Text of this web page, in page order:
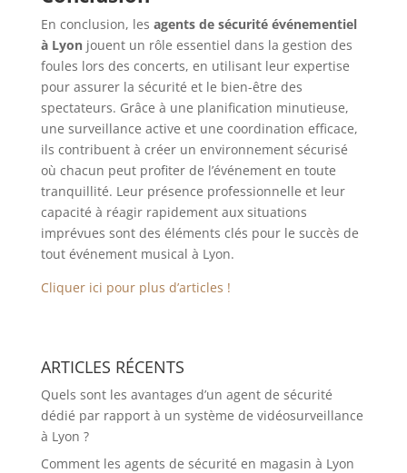
En conclusion, les agents de sécurité événementiel
à Lyonjouent un rôle essentiel dans la gestion des
foules lors des concerts, en utilisant leur expertise
pour assurer la sécurité et le bien-être des
spectateurs. Grâce à une planification minutieuse,
une surveillance active et une coordination efficace,
ils contribuent à créer un environnement sécurisé
où chacun peut profiter de l’événement en toute
tranquillité. Leur présence professionnelle et leur
capacité à réagir rapidement aux situations
imprévues sont des éléments clés pour le succès de
tout événement musical à Lyon.
Cliquer ici pour plus d’articles !
ARTICLES RÉCENTS
Quels sont les avantages d’un agent de sécurité
dédié par rapport à un système de vidéosurveillance
à Lyon ?
Comment les agents de sécurité en magasin à Lyon